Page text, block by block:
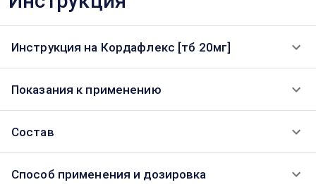
Инструкция на Кордафлекс [тб 20мг]
Показания к применению
Состав
Способ применения и дозировка